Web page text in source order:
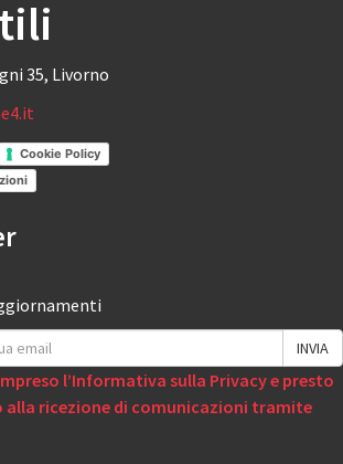
35, Livorno
Cookie Policy
l’Informativa sulla Privacy e presto
alla ricezione di comunicazioni tramite